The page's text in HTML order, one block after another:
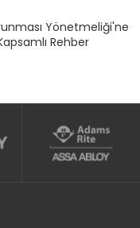
Yönetmeliği'ne
Rehber